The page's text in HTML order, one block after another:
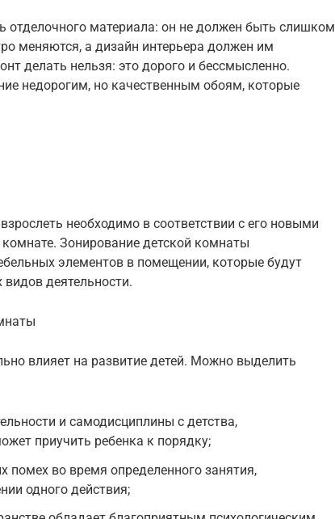
отделочного материала: он не должен быть слишком
меняются, а дизайн интерьера должен им
делать нельзя: это дорого и бессмысленно.
недорогим, но качественным обоям, которые
необходимо в соответствии с его новыми
Зонирование детской комнаты
элементов в помещении, которые будут
деятельности.
влияет на развитие детей. Можно выделить
и самодисциплины с детства,
приучить ребенка к порядку;
помех во время определенного занятия,
одного действия;